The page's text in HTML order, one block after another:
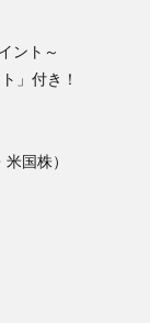
ント～
」付き！
国株）